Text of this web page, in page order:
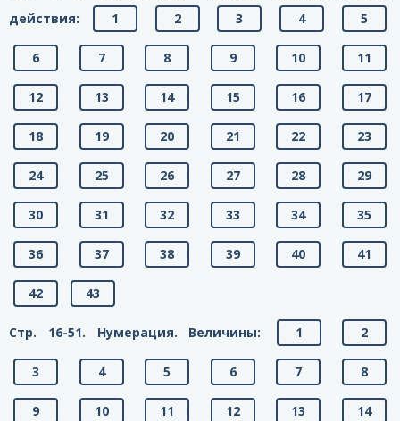
действия:
1 2 3 4 5
6 7 8 9 10 11
12 13 14 15 16 17
18 19 20 21 22 23
24 25 26 27 28 29
30 31 32 33 34 35
36 37 38 39 40 41
42 43
Стр. 16-51. Нумерация. Величины: 1 2
3 4 5 6 7 8
9 10 11 12 13 14